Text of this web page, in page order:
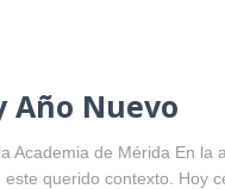
Año Nuevo
Academia de Mérida En la
querido contexto. Hoy